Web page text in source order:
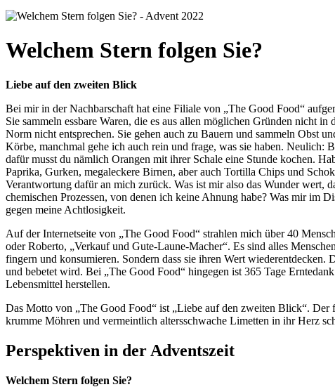
Welchem Stern folgen Sie?
Liebe auf den zweiten Blick
Bei mir in der Nachbarschaft hat eine Filiale von „The Good Food“
Sie sammeln essbare Waren, die es aus allen möglichen Gründen nicht
Norm nicht entsprechen. Sie gehen auch zu Bauern und sammeln Obst
Körbe, manchmal gehe ich auch rein und frage, was sie haben.
dafür musst du nämlich Orangen mit ihrer Schale eine Stunde kochen.
Paprika, Gurken, megaleckere Birnen, aber auch Tortilla Chips und
Verantwortung dafür an mich zurück. Was ist mir also das Wunder wert,
chemischen Prozessen, von denen ich keine Ahnung habe? Was mir im
gegen meine Achtlosigkeit.
Auf der Internetseite von „The Good Food“ strahlen mich über 40
oder Roberto, „Verkauf und Gute-Laune-Macher“. Es sind alles
fingern und konsumieren. Sondern dass sie ihren Wert
und bebetet wird. Bei „The Good Food“ hingegen ist 365 Tage
Lebensmittel herstellen.
Das Motto von „The Good Food“ ist „Liebe auf den zweiten Blick“. Der
krumme Möhren und vermeintlich altersschwache Limetten in ihr Herz
Perspektiven in der Adventszeit
Welchem Stern folgen Sie?